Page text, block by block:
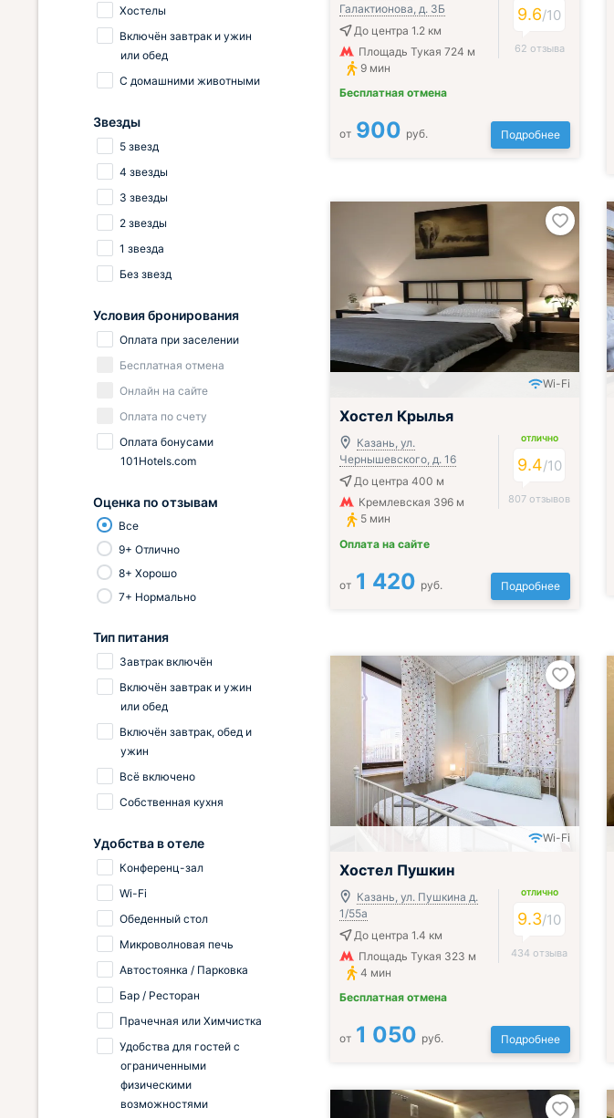
Галактионова, д. 3Б
До центра 1.2 км
Площадь Тукая 724 м
9 мин
Бесплатная отмена
9.6/10
62 отзыва
от 900 руб. Подробнее
Wi-Fi
Хостел Крылья
Казань, ул.
Чернышевского, д. 16
До центра 400 м
Кремлевская 396 м
5 мин
Оплата на сайте
ОТЛИЧНО
9.4/10
807 отзывов
от 1 420 руб. Подробнее
Wi-Fi
Хостел Пушкин
Казань, ул. Пушкина д.
1/55а
До центра 1.4 км
Площадь Тукая 323 м
4 мин
Бесплатная отмена
ОТЛИЧНО
9.3/10
434 отзыва
от 1 050 руб. Подробнее
Хостелы
Включён завтрак и ужин
или обед
С домашними животными
Звезды
5 звезд
4 звезды
3 звезды
2 звезды
1 звезда
Без звезд
Условия бронирования
Оплата при заселении
Бесплатная отмена
Онлайн на сайте
Оплата по счету
Оплата бонусами
101Hotels.com
Оценка по отзывам
Все
9+ Отлично
8+ Хорошо
7+ Нормально
Тип питания
Завтрак включён
Включён завтрак и ужин
или обед
Включён завтрак, обед и
ужин
Всё включено
Собственная кухня
Удобства в отеле
Конференц-зал
Wi-Fi
Обеденный стол
Микроволновая печь
Автостоянка / Парковка
Бар / Ресторан
Прачечная или Химчистка
Удобства для гостей с
ограниченными
физическими
возможностями